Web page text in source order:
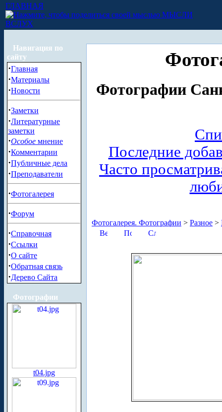
ГЛАВНАЯ
МЫСЛИ
ВСЛУХ
Навигация по
сайту
·Главная
·Материалы
·Новости
·Заметки
·Литературные
заметки
·Особое мнение
·Комментарии
·Публичные дела
·Преподаватели
·Фотогалерея
·Форум
·Справочная
·Ссылки
·О сайте
·Обратная связь
·Дерево Сайта
Фотографии
t04.jpg
Фотографии
Последние
Часто
Фотогалерея. Фотографии > Разное >